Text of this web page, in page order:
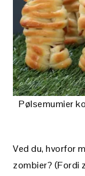
Pølsemumier
Ved du, hvorfor
zombier? (Fordi